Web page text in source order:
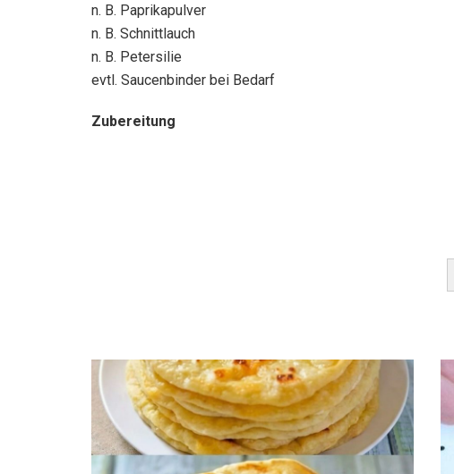
n. B. Paprikapulver
n. B. Schnittlauch
n. B. Petersilie
evtl. Saucenbinder bei Bedarf
Zubereitung